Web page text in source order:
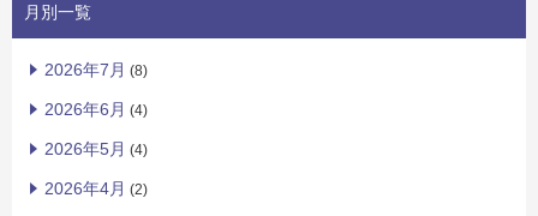
月別一覧
2026年7月 (8)
2026年6月 (4)
2026年5月 (4)
2026年4月 (2)